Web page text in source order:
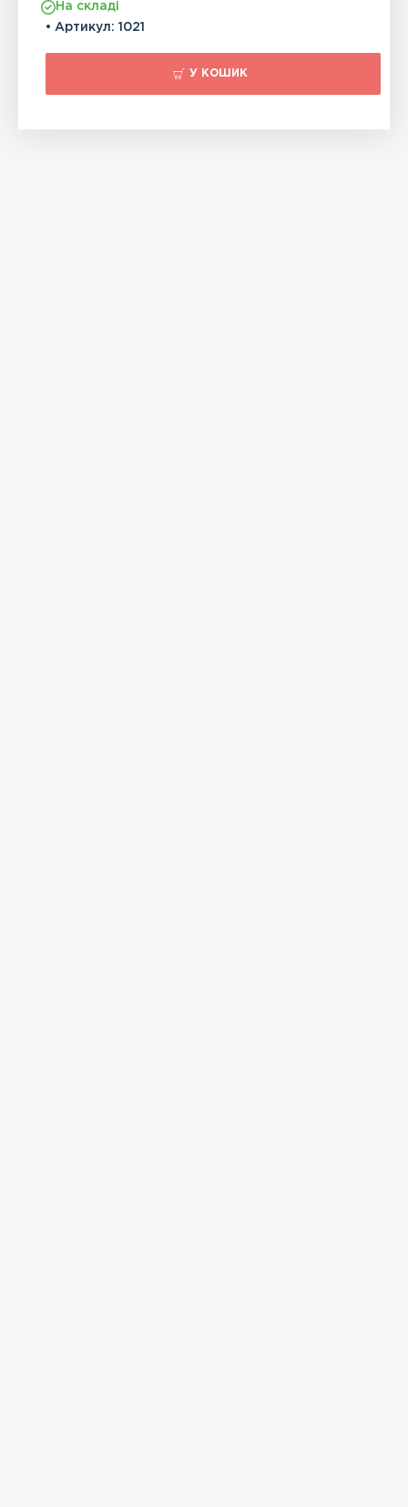
На складі
• Артикул: 1021
У КОШИК